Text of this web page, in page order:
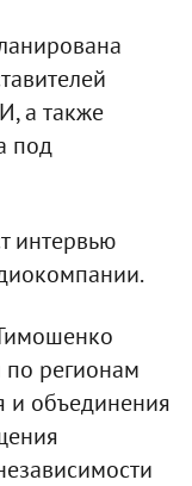
а также
под
интервью
по регионам
объединения